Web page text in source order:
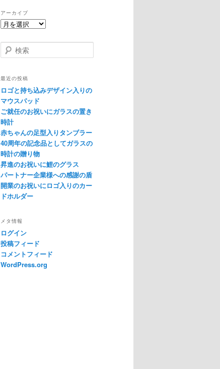
アーカイブ
ア
カ
イ
検
索
最近の投稿
ロゴと持ち込みデザイン入りの
マウスパッド
ご就任のお祝いにガラスの置き
時計
赤ちゃんの足型入りタンブラー
40周年の記念品としてガラスの
時計の贈り物
昇進のお祝いに鯉のグラス
パートナー企業様への感謝の盾
開業のお祝いにロゴ入りのカー
ドホルダー
メタ情報
ログイン
投稿フィード
コメントフィード
WordPress.org